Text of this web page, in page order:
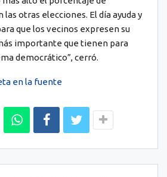
otras elecciones. El día ayuda y
que los vecinos expresen su
importante que tienen para
democrático”, cerró.
en la fuente